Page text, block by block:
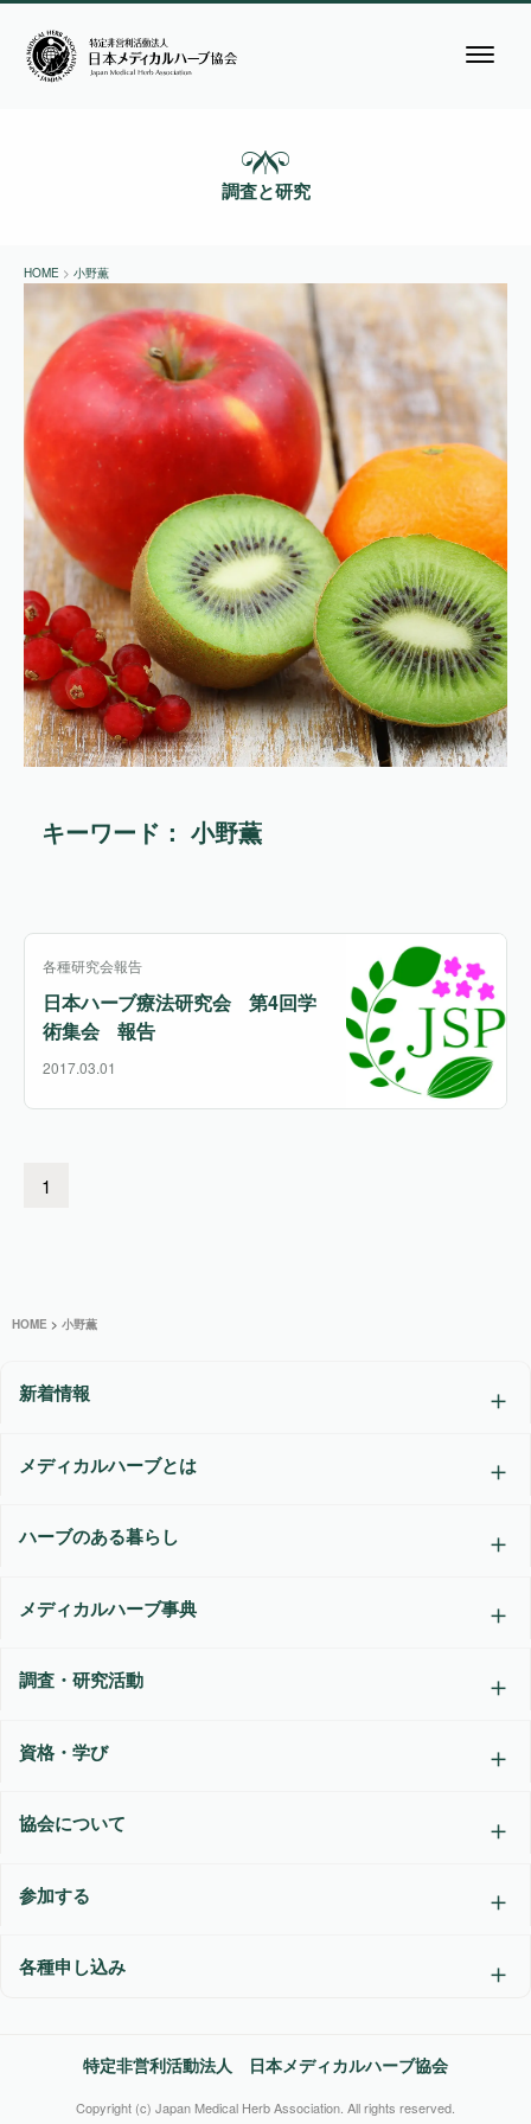
調査と研究
HOME > 小野薫
キーワード： 小野薫
各種研究会報告
日本ハーブ療法研究会 第4回学
術集会 報告
2017.03.01
1
HOME > 小野薫
新着情報
メディカルハーブとは
ハーブのある暮らし
メディカルハーブ事典
調査・研究活動
資格・学び
協会について
参加する
各種申し込み
特定非営利活動法人 日本メディカルハーブ協会
Copyright (c) Japan Medical Herb Association. All rights reserved.